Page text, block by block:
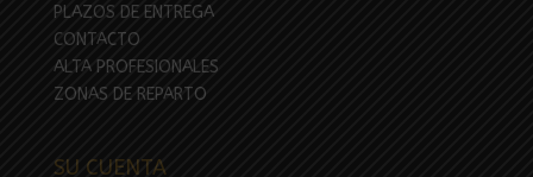
PLAZOS DE ENTREGA
CONTACTO
ALTA PROFESIONALES
ZONAS DE REPARTO
SU CUENTA